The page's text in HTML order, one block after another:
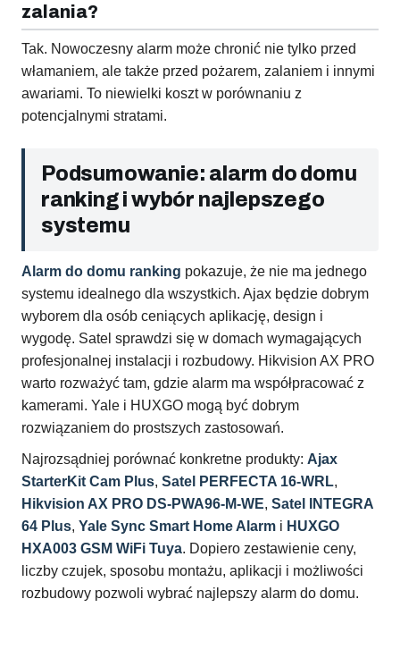
zalania?
Tak. Nowoczesny alarm może chronić nie tylko przed
włamaniem, ale także przed pożarem, zalaniem i innymi
awariami. To niewielki koszt w porównaniu z
potencjalnymi stratami.
Podsumowanie: alarm do domu
ranking i wybór najlepszego
systemu
Alarm do domu ranking pokazuje, że nie ma jednego
systemu idealnego dla wszystkich. Ajax będzie dobrym
wyborem dla osób ceniących aplikację, design i
wygodę. Satel sprawdzi się w domach wymagających
profesjonalnej instalacji i rozbudowy. Hikvision AX PRO
warto rozważyć tam, gdzie alarm ma współpracować z
kamerami. Yale i HUXGO mogą być dobrym
rozwiązaniem do prostszych zastosowań.
Najrozsądniej porównać konkretne produkty: Ajax
StarterKit Cam Plus, Satel PERFECTA 16-WRL,
Hikvision AX PRO DS-PWA96-M-WE, Satel INTEGRA
64 Plus, Yale Sync Smart Home Alarm i HUXGO
HXA003 GSM WiFi Tuya. Dopiero zestawienie ceny,
liczby czujek, sposobu montażu, aplikacji i możliwości
rozbudowy pozwoli wybrać najlepszy alarm do domu.